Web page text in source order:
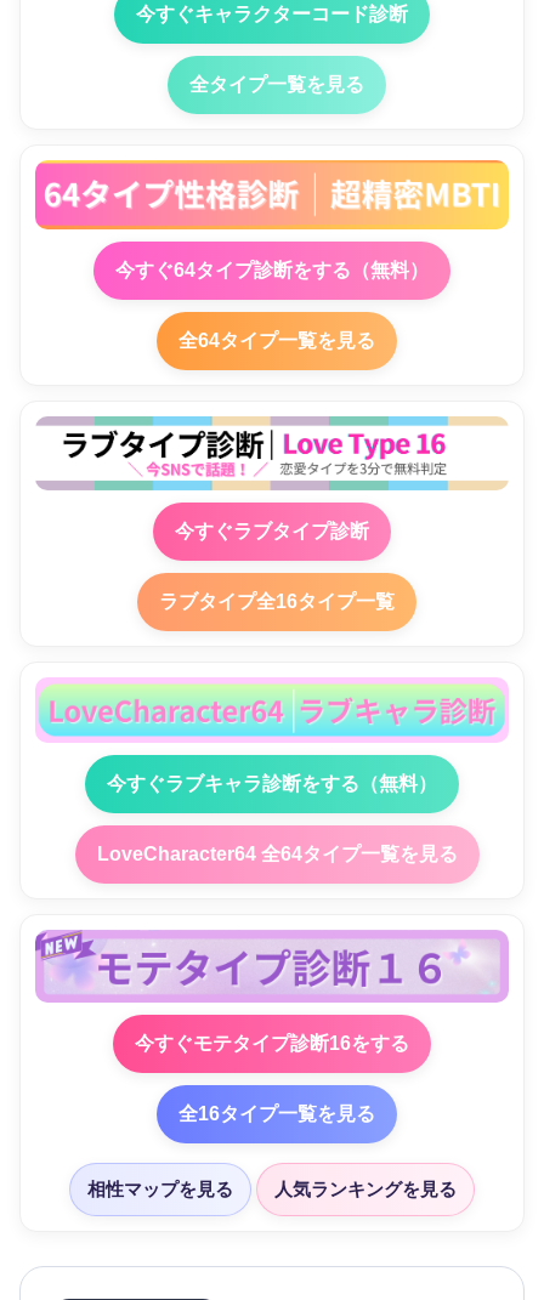
今すぐキャラクターコード診断
全タイプ一覧を見る
今すぐ64タイプ診断をする（無料）
全64タイプ一覧を見る
今すぐラブタイプ診断
ラブタイプ全16タイプ一覧
今すぐラブキャラ診断をする（無料）
LoveCharacter64 全64タイプ一覧を見る
今すぐモテタイプ診断16をする
全16タイプ一覧を見る
相性マップを見る 人気ランキングを見る